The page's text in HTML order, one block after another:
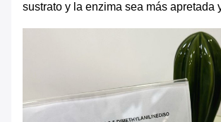
sustrato y la enzima sea más apretada